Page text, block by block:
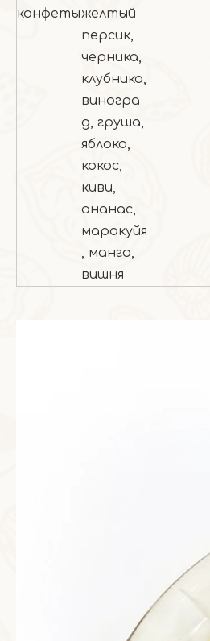
конфетыжелтый
персик,
черника,
клубника,
виногра
д, груша,
яблоко,
кокос,
киви,
ананас,
маракуйя
, манго,
вишня